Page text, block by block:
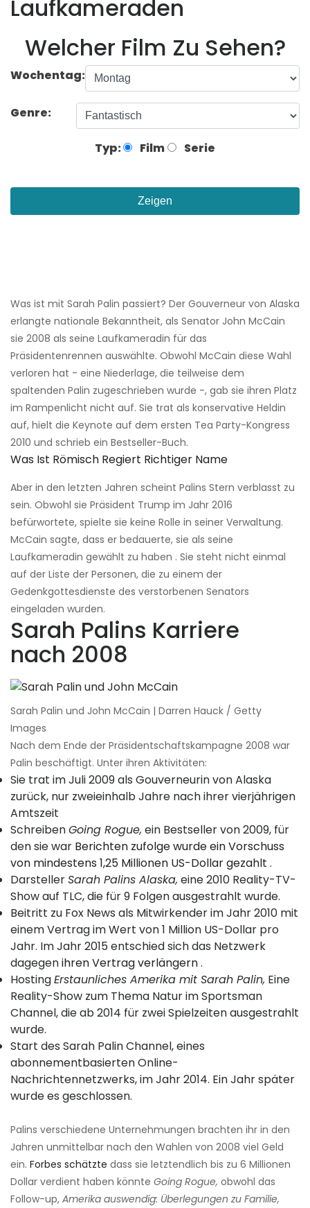
Laufkameraden
Welcher Film Zu Sehen?
Wochentag:
Genre:
Typ: Film Serie
Zeigen
Was ist mit Sarah Palin passiert? Der Gouverneur von Alaska
erlangte nationale Bekanntheit, als Senator John McCain
sie 2008 als seine Laufkameradin für das
Präsidentenrennen auswählte. Obwohl McCain diese Wahl
verloren hat - eine Niederlage, die teilweise dem
spaltenden Palin zugeschrieben wurde -, gab sie ihren Platz
im Rampenlicht nicht auf. Sie trat als konservative Heldin
auf, hielt die Keynote auf dem ersten Tea Party-Kongress
2010 und schrieb ein Bestseller-Buch.
Was Ist Römisch Regiert Richtiger Name
Aber in den letzten Jahren scheint Palins Stern verblasst zu
sein. Obwohl sie Präsident Trump im Jahr 2016
befürwortete, spielte sie keine Rolle in seiner Verwaltung.
McCain sagte, dass er bedauerte, sie als seine
Laufkameradin gewählt zu haben . Sie steht nicht einmal
auf der Liste der Personen, die zu einem der
Gedenkgottesdienste des verstorbenen Senators
eingeladen wurden.
Sarah Palins Karriere
nach 2008
Sarah Palin und John McCain | Darren Hauck / Getty
Images
Nach dem Ende der Präsidentschaftskampagne 2008 war
Palin beschäftigt. Unter ihren Aktivitäten:
Sie trat im Juli 2009 als Gouverneurin von Alaska
zurück, nur zweieinhalb Jahre nach ihrer vierjährigen
Amtszeit
SchreibenGoing Rogue, ein Bestseller von 2009, für
den sie war Berichten zufolge wurde ein Vorschuss
von mindestens 1,25 Millionen US-Dollar gezahlt .
DarstellerSarah Palins Alaska, eine 2010 Reality-TV-
Show auf TLC, die für 9 Folgen ausgestrahlt wurde.
Beitritt zu Fox News als Mitwirkender im Jahr 2010 mit
einem Vertrag im Wert von 1 Million US-Dollar pro
Jahr. Im Jahr 2015 entschied sich das Netzwerk
dagegenihren Vertrag verlängern.
HostingErstaunliches Amerika mit Sarah Palin, Eine
Reality-Show zum Thema Natur im Sportsman
Channel, die ab 2014 für zwei Spielzeiten ausgestrahlt
wurde.
Start des Sarah Palin Channel, eines
abonnementbasierten Online-
Nachrichtennetzwerks, im Jahr 2014. Ein Jahr später
wurde es geschlossen.
Palins verschiedene Unternehmungen brachten ihr in den
Jahren unmittelbar nach den Wahlen von 2008 viel Geld
ein. Forbes schätzte dass sie letztendlich bis zu 6 Millionen
Dollar verdient haben könnte Going Rogue, obwohl das
Follow-up, Amerika auswendig: Überlegungen zu Familie,